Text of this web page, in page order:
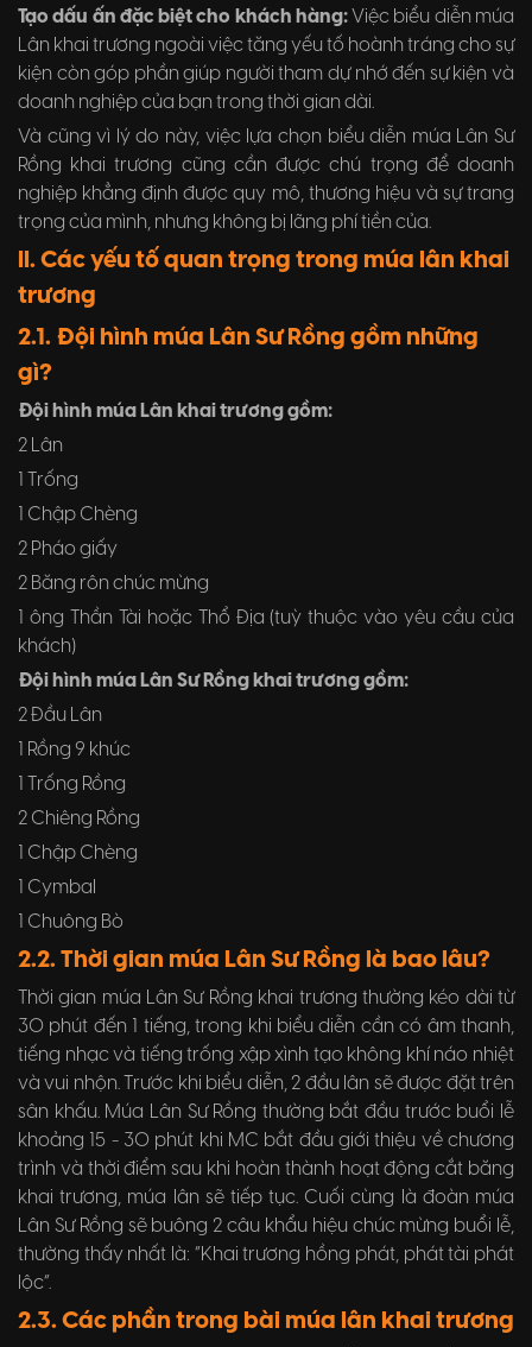
Tạo dấu ấn đặc biệt cho khách hàng:Việc biểu diễn múa
Lân khai trương ngoài việc tăng yếu tố hoành tráng cho sự
kiện còn góp phần giúp người tham dự nhớ đến sự kiện và
doanh nghiệp của bạn trong thời gian dài.
Và cũng vì lý do này, việc lựa chọn biểu diễn múa Lân Sư
Rồng khai trương cũng cần được chú trọng để doanh
nghiệp khẳng định được quy mô, thương hiệu và sự trang
trọng của mình, nhưng không bị lãng phí tiền của.
II. Các yếu tố quan trọng trong múa lân khai
trương
2.1. Đội hình múa Lân Sư Rồng gồm những
gì?
Đội hình múa Lân khai trương gồm:
2 Lân
1 Trống
1 Chập Chèng
2 Pháo giấy
2 Băng rôn chúc mừng
1 ông Thần Tài hoặc Thổ Địa (tuỳ thuộc vào yêu cầu của
khách)
Đội hình múa Lân Sư Rồng khai trương gồm:
2 Đầu Lân
1 Rồng 9 khúc
1 Trống Rồng
2 Chiêng Rồng
1 Chập Chèng
1 Cymbal
1 Chuông Bò
2.2. Thời gian múa Lân Sư Rồng là bao lâu?
Thời gian múa Lân Sư Rồng khai trương thường kéo dài từ
30 phút đến 1 tiếng, trong khi biểu diễn cần có âm thanh,
tiếng nhạc và tiếng trống xập xình tạo không khí náo nhiệt
và vui nhộn. Trước khi biểu diễn, 2 đầu lân sẽ được đặt trên
sân khấu. Múa Lân Sư Rồng thường bắt đầu trước buổi lễ
khoảng 15 - 30 phút khi MC bắt đầu giới thiệu về chương
trình và thời điểm sau khi hoàn thành hoạt động cắt băng
khai trương, múa lân sẽ tiếp tục. Cuối cùng là đoàn múa
Lân Sư Rồng sẽ buông 2 câu khẩu hiệu chúc mừng buổi lễ,
thường thấy nhất là: “Khai trương hồng phát, phát tài phát
lộc”.
2.3. Các phần trong bài múa lân khai trương